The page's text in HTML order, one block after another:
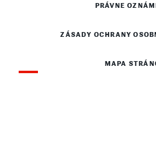
PRÁVNE
ZÁSADY OCHRANY
MAPA